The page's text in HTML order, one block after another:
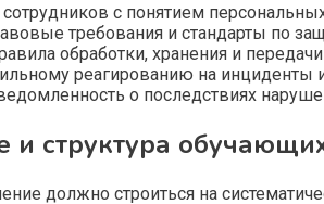
с понятием
требования и стандарты по
обработки, хранения и
реагированию на инциденты
о последствиях
и структура
должно строиться на